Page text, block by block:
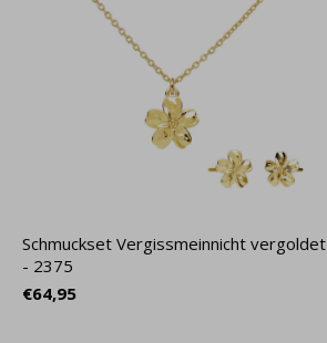
Schmuckset Vergissmeinnicht vergoldet
- 2375
€64,95